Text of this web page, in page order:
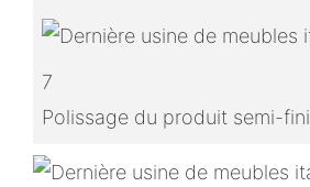
7
Polissage du produit semi-fini